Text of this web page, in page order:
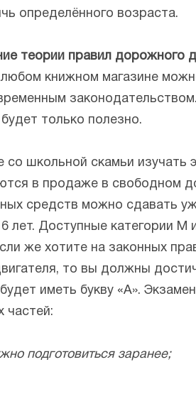
определённого возраста.
теории правил дорожного
книжном магазине
только полезно.
школьной скамьи изучать
в продаже в свободном
средств можно сдавать
лет. Доступные категории
же хотите на законных
то вы должны
иметь букву «А».
частей:
подготовиться заранее;